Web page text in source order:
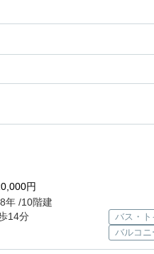
円
年 /10階建
14分 バス・ト
バルコニ